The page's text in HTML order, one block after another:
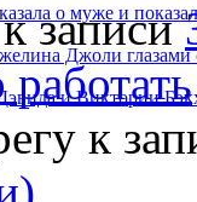
о муже и
Джоли глазами
и Виктории
записи
к